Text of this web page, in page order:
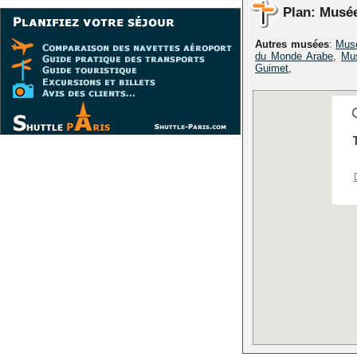
Plan:
Autres musées:
du Monde Arabe,
Guimet,